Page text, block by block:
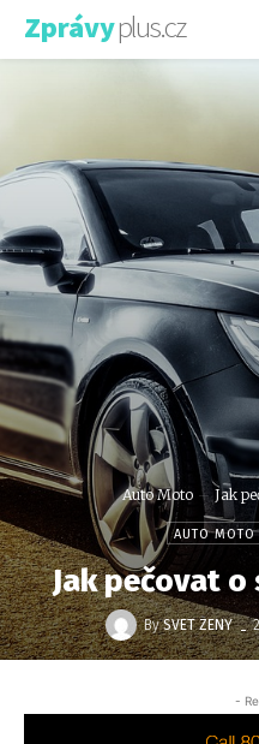
Zprávyplus.cz
Auto Moto Jak
AUTO MOTO
Jak pečovat
By SVET ZENY -
-